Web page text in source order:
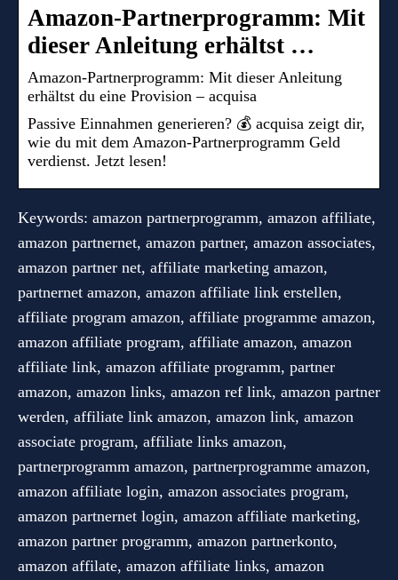
Amazon-Partnerprogramm: Mit
dieser Anleitung erhältst …
Amazon-Partnerprogramm: Mit dieser Anleitung
erhältst du eine Provision – acquisa
Passive Einnahmen generieren? 💰 acquisa zeigt dir,
wie du mit dem Amazon-Partnerprogramm Geld
verdienst. Jetzt lesen!
Keywords: amazon partnerprogramm, amazon affiliate,
amazon partnernet, amazon partner, amazon associates,
amazon partner net, affiliate marketing amazon,
partnernet amazon, amazon affiliate link erstellen,
affiliate program amazon, affiliate programme amazon,
amazon affiliate program, affiliate amazon, amazon
affiliate link, amazon affiliate programm, partner
amazon, amazon links, amazon ref link, amazon partner
werden, affiliate link amazon, amazon link, amazon
associate program, affiliate links amazon,
partnerprogramm amazon, partnerprogramme amazon,
amazon affiliate login, amazon associates program,
amazon partnernet login, amazon affiliate marketing,
amazon partner programm, amazon partnerkonto,
amazon affilate, amazon affiliate links, amazon